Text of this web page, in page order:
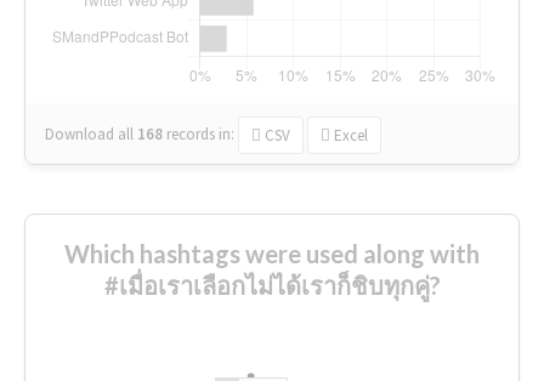
Download all 168 records in: CSV Excel
Which hashtags were used along with
#เมื่อเราเลือกไม่ได้เราก็ชิบทุกคู่?